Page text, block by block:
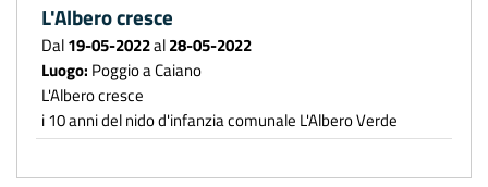
L'Albero cresce
Dal19-05-2022al28-05-2022
Luogo: Poggio a Caiano
L'Albero cresce
i 10 anni del nido d'infanzia comunale L'Albero Verde